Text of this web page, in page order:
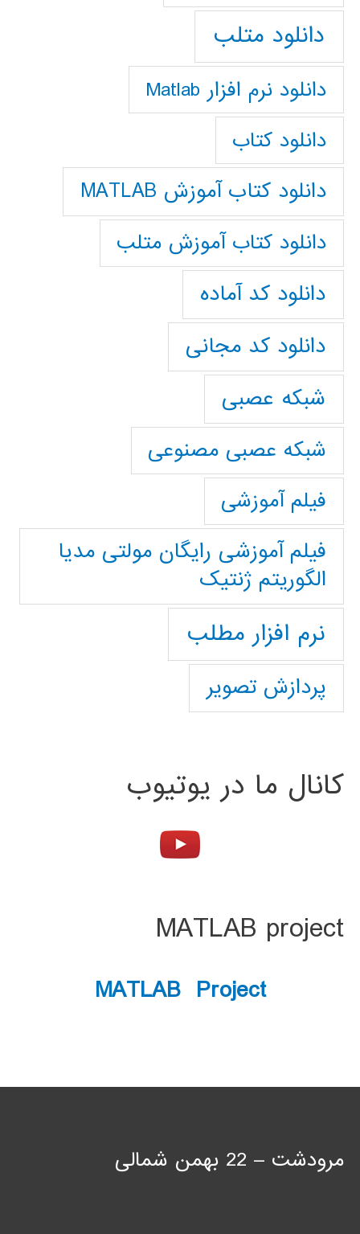
دانلود متلب
دانلود نرم افزار Matlab
دانلود کتاب
دانلود کتاب آموزش MATLAB
دانلود کتاب آموزش متلب
دانلود کد آماده
دانلود کد مجانی
شبکه عصبی
شبکه عصبی مصنوعی
فیلم آموزشی
فیلم آموزشی رایگان مولتی مدیا
الگوریتم ژنتیک
نرم افزار مطلب
پردازش تصویر
کانال ما در یوتیوب
MATLAB project
MATLAB Project
مرودشت – 22 بهمن شمالی